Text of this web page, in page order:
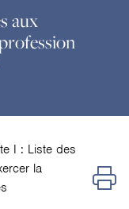
aux
I : Liste des
la